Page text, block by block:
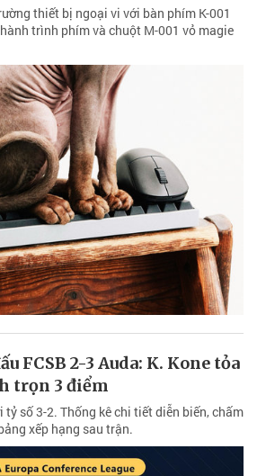
thiết bị ngoại vi với bàn phím K-001
trình phím và chuột M-001 vỏ magie
FCSB 2-3 Auda: K. Kone tỏa
trọn 3 điểm
tỷ số 3-2. Thống kê chi tiết diễn biến, chấm
xếp hạng sau trận.